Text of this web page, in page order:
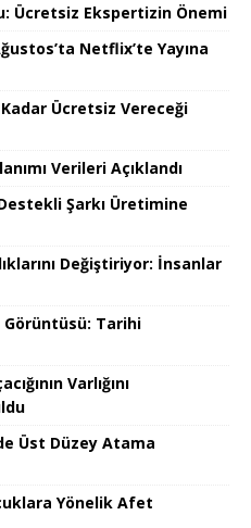
Ücretsiz Ekspertizin Önemi
Netflix’te Yayına
Kadar Ücretsiz Vereceği
Verileri Açıklandı
Şarkı Üretimine
Değiştiriyor: İnsanlar
Görüntüsü: Tarihi
Varlığını
Üst Düzey Atama
Yönelik Afet